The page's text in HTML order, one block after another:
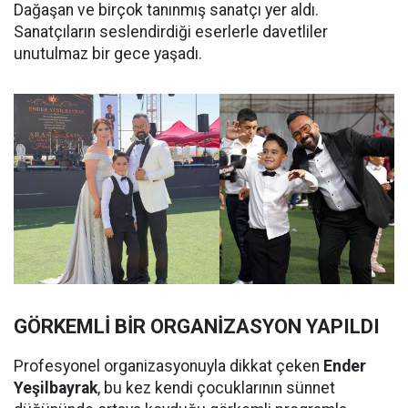
Dağaşan ve birçok tanınmış sanatçı yer aldı.
Sanatçıların seslendirdiği eserlerle davetliler
unutulmaz bir gece yaşadı.
GÖRKEMLİ BİR ORGANİZASYON YAPILDI
Profesyonel organizasyonuyla dikkat çeken Ender
Yeşilbayrak, bu kez kendi çocuklarının sünnet